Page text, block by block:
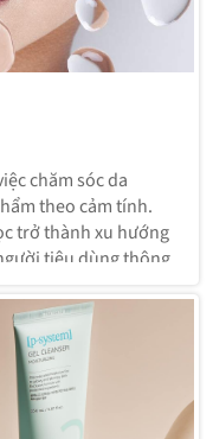
chăm sóc da
theo cảm tính.
trở thành xu hướng
tiêu dùng thông